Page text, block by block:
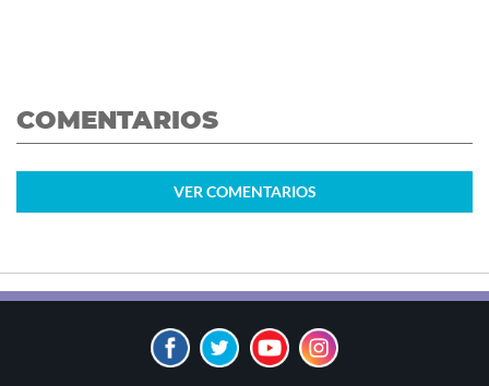
COMENTARIOS
VER COMENTARIOS